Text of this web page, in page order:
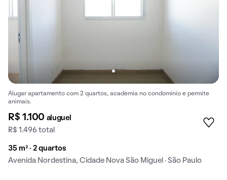
Alugar apartamento com 2 quartos, academia no condomínio e permite
animais.
R$ 1.100 aluguel
R$ 1.496 total
35 m² · 2 quartos
Avenida Nordestina, Cidade Nova São Miguel · São Paulo